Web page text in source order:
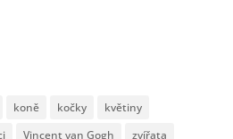
koně kočky
květiny
Vincent van Gogh
zvířata